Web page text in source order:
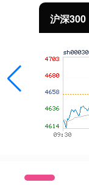
沪深300